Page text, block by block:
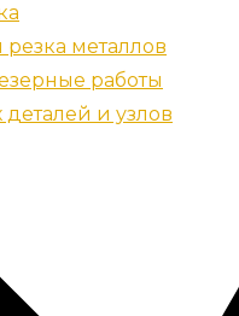
металлов
работы
и узлов